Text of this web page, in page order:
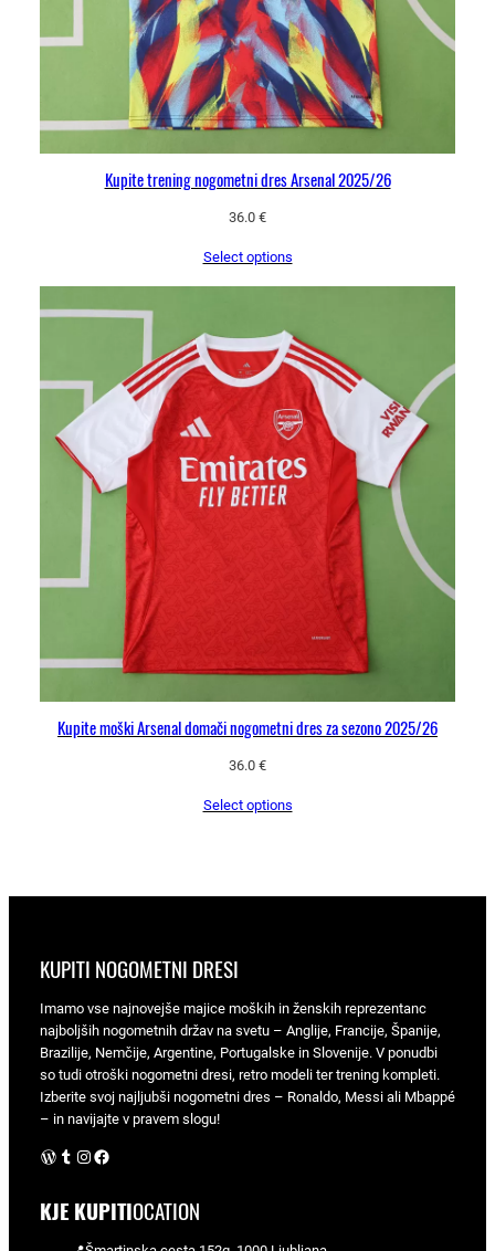
Kupite trening nogometni dres Arsenal 2025/26
36.0 €
Select options
Kupite moški Arsenal domači nogometni dres za sezono 2025/26
36.0 €
Select options
KUPITI NOGOMETNI DRESI
Imamo vse najnovejše majice moških in ženskih reprezentanc
najboljših nogometnih držav na svetu – Anglije, Francije, Španije,
Brazilije, Nemčije, Argentine, Portugalske in Slovenije. V ponudbi
so tudi otroški nogometni dresi, retro modeli ter trening kompleti.
Izberite svoj najljubši nogometni dres – Ronaldo, Messi ali Mbappé
– in navijajte v pravem slogu!
WordPress Instagram Facebook
KJE KUPITIOCATION